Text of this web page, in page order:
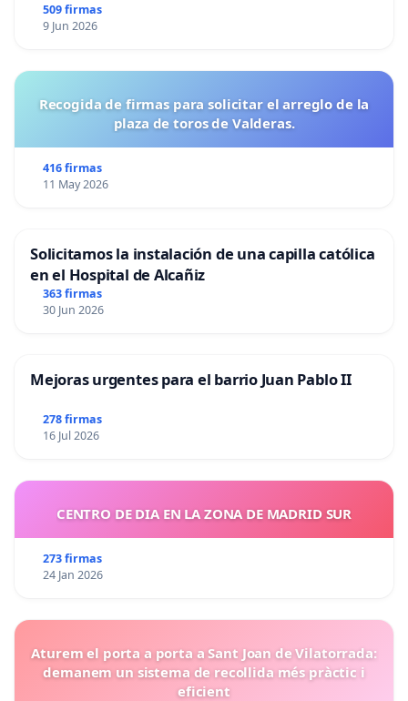
509 firmas
9 Jun 2026
Recogida de firmas para solicitar el arreglo de la
plaza de toros de Valderas.
416 firmas
11 May 2026
Solicitamos la instalación de una capilla católica
en el Hospital de Alcañiz
363 firmas
30 Jun 2026
Mejoras urgentes para el barrio Juan Pablo II
278 firmas
16 Jul 2026
CENTRO DE DIA EN LA ZONA DE MADRID SUR
273 firmas
24 Jan 2026
Aturem el porta a porta a Sant Joan de Vilatorrada:
demanem un sistema de recollida més pràctic i
eficient